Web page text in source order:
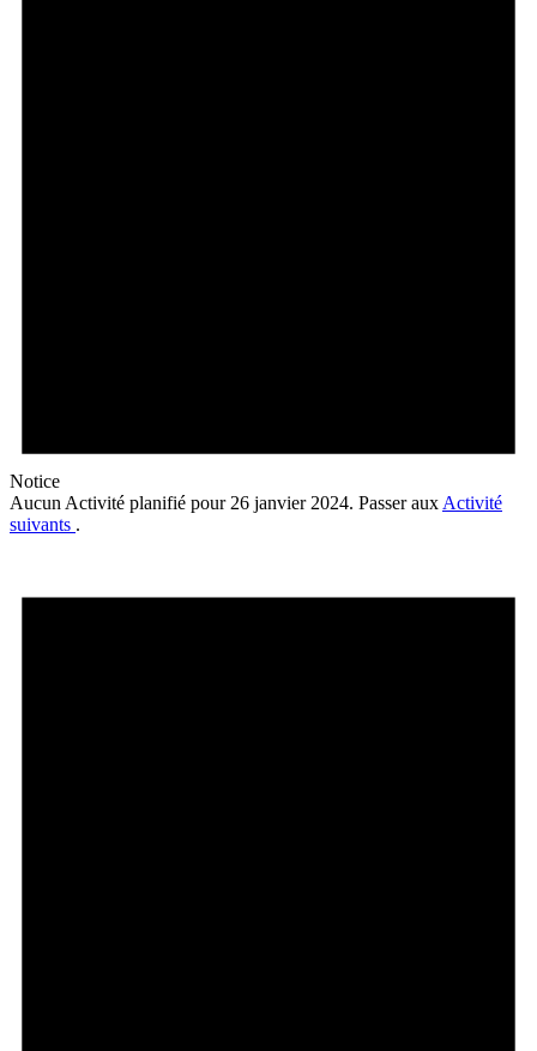
Notice
Aucun Activité planifié pour 26 janvier 2024. Passer aux Activité
suivants .